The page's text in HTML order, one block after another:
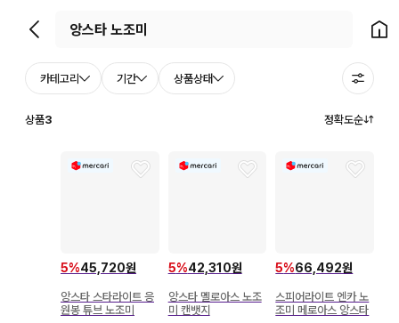
뒤로가기 홈으
카테고리 기간 상품상태
상품3 정확도순
5%45,720원
앙스타 스타라이트 응
원봉 튜브 노조미
5%42,310원
앙스타 멜로아스 노조
미 캔뱃지
5%66,492원
스피어라이트 엔카 노
조미 메로아스 앙스타